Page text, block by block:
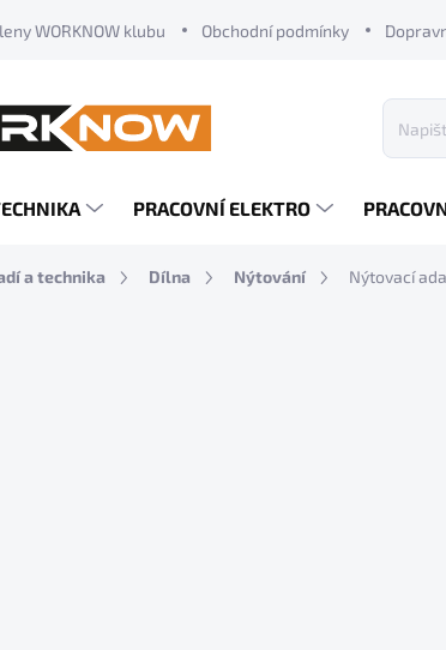
WORKNOW klubu Obchodní podmínky
PRACOVNÍ ELEKTRO
a technika Dílna Nýtování Nýtovací